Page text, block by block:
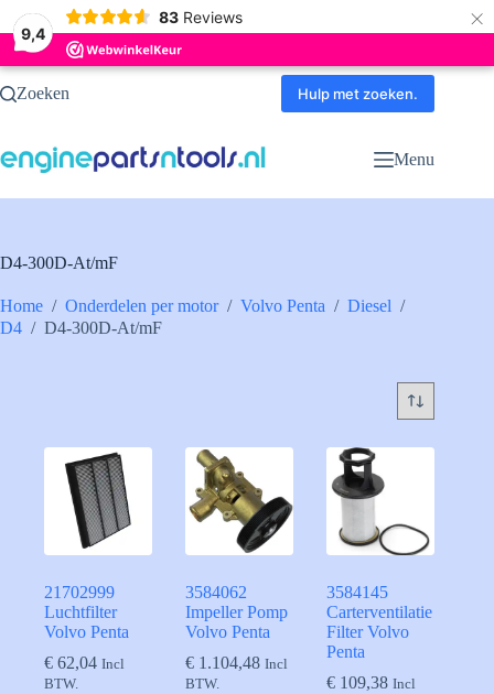
9,4
83 Reviews ×
Ga
naarZoeken Hulp met zoeken.
Menu
D4-300D-At/mF
Home / Onderdelen per motor / Volvo Penta / Diesel /
D4 / D4-300D-At/mF
21702999
Luchtfilter
Volvo Penta
€ 62,04 Incl
BTW.
3584062
Impeller Pomp
Volvo Penta
€ 1.104,48 Incl
BTW.
3584145
Carterventilatie
Filter Volvo
Penta
€ 109,38 Incl